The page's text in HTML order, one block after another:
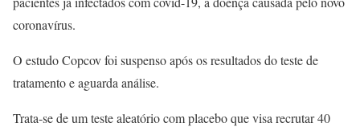
coronavírus.
O estudo Copcov foi suspenso após os resultados do teste de
tratamento e aguarda análise.
Trata-se de um teste aleatório com placebo que visa recrutar 40